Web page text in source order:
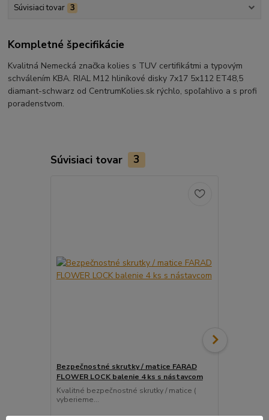
Súvisiaci tovar 3
Kompletné špecifikácie
Kvalitná Nemecká značka kolies s TUV certifikátmi a typovým
schválením KBA. RIAL M12 hliníkové disky 7x17 5x112 ET48,5
diamant-schwarz od CentrumKolies.sk rýchlo, spoľahlivo a s profi
poradenstvom.
Súvisiaci tovar 3
Bezpečnostné skrutky / matice FARAD
FLOWER LOCK balenie 4 ks s nástavcom
Kvalitné bezpečnostné skrutky / matice (
vyberieme...